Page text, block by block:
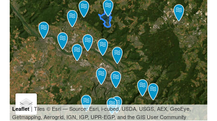
Leaflet| Tiles © Esri — Source: Esri, i-cubed, USDA, USGS, AEX, GeoEye,
Getmapping, Aerogrid, IGN, IGP, UPR-EGP, and the GIS User Community